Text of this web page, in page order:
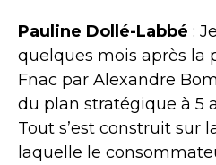
Pauline Dollé-Labbé :
quelques mois après la
Fnac par Alexandre
du plan stratégique à 5
Tout s’est construit sur
laquelle le